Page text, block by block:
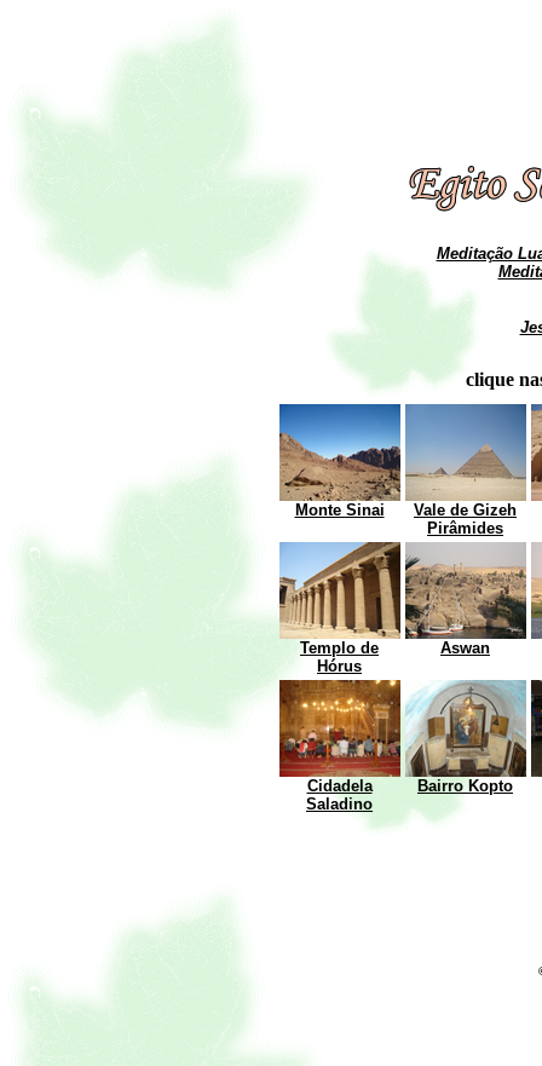
Meditação
clique
Monte Sinai
Vale de Gizeh
Pirâmides
Templo de
Hórus
Aswan
Cidadela
Saladino
Bairro Kopto